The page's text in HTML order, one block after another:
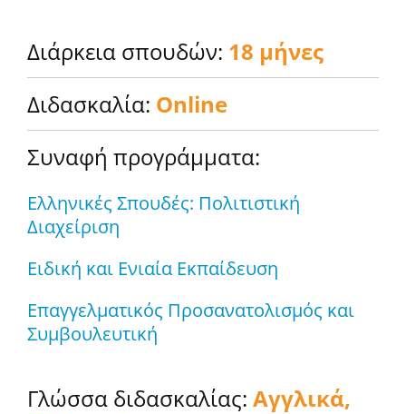
Διάρκεια σπουδών: 18 μήνες
Διδασκαλία: Online
Συναφή προγράμματα:
Ελληνικές Σπουδές: Πολιτιστική
Διαχείριση
Ειδική και Ενιαία Εκπαίδευση
Επαγγελματικός Προσανατολισμός και
Συμβουλευτική
Γλώσσα διδασκαλίας: Αγγλικά,